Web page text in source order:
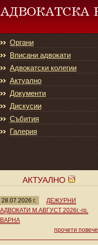
Органи
Вписани адвокати
Адвокатски колегии
Актуално
Документи
Дискусии
Събития
Галерия
АКТУАЛНО
28.07.2026 г.
ДЕЖУРНИ
АДВОКАТИ М.АВГУСТ 2026г.-гр.
ВАРНА
прочети повече